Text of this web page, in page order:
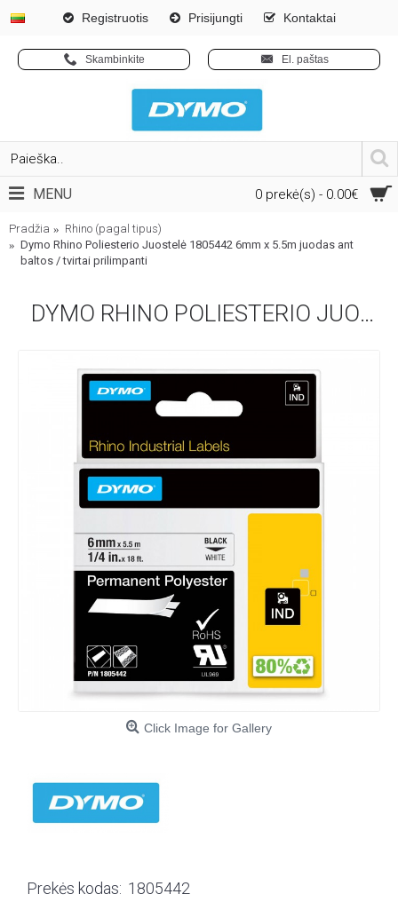
Registruotis Prisijungti Kontaktai
Skambinkite El. paštas
0 prekė(s) - 0.00€
MENU
Pradžia
Rhino (pagal tipus)
Dymo Rhino Poliesterio Juostelė 1805442 6mm x 5.5m juodas ant
baltos / tvirtai prilimpanti
DYMO RHINO POLIESTERIO JUOSTELĖ 1805442 6MM X 5.5M JUODAS ANT BALTOS / TVIRTAI PRILIMPANTI
Click Image for Gallery
Prekės kodas: 1805442